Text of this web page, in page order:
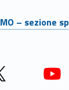
– sezione